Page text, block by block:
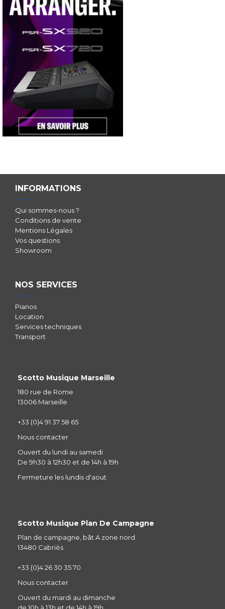
INFORMATIONS
Qui sommes-nous ?
Conditions de vente
Mentions Légales
Vos questions
Showroom
NOS SERVICES
Pianos
Location
Services techniques
Transport
Scotto Musique Marseille
180 rue de Rome
13006 Marseille
+33 (0)4 91 37 58 65
Nous contacter
Ouvert du lundi au samedi
De 9h30 à 12h30 et de 14h à 19h
Fermeture les lundis d'aout
Scotto Musique Plan De Campagne
Plan de campagne, bât A zone nord
13480 Cabriès
+33 (0)4 26 30 35 70
Nous contacter
Ouvert du mardi au dimanche
de 10h à 13h et de 14h à 19h